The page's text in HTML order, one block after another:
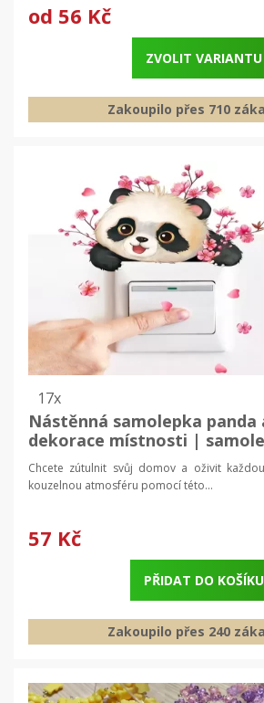
od 56 Kč
ZVOLIT VARIANTU
Zakoupilo přes 710
17x
Nástěnná samolepka
dekorace místnosti |
vypínačů
Chcete zútulnit svůj domov a oživit
kouzelnou atmosféru pomocí této...
57 Kč
PŘIDAT DO KOŠÍKU
Zakoupilo přes 240